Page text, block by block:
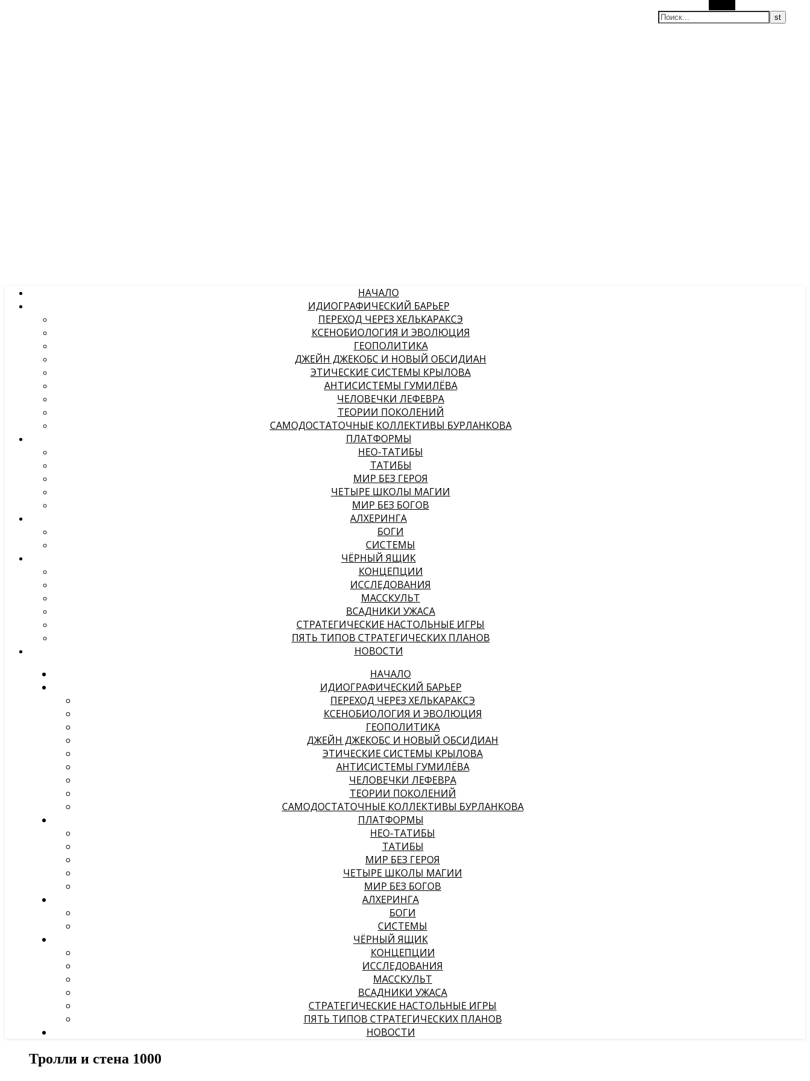
НАЧАЛО
ИДИОГРАФИЧЕСКИЙ БАРЬЕР
ПЕРЕХОД ЧЕРЕЗ ХЕЛЬКАРАКСЭ
КСЕНОБИОЛОГИЯ И ЭВОЛЮЦИЯ
ГЕОПОЛИТИКА
ДЖЕЙН ДЖЕКОБС И НОВЫЙ ОБСИДИАН
ЭТИЧЕСКИЕ СИСТЕМЫ КРЫЛОВА
АНТИСИСТЕМЫ ГУМИЛЁВА
ЧЕЛОВЕЧКИ ЛЕФЕВРА
ТЕОРИИ ПОКОЛЕНИЙ
САМОДОСТАТОЧНЫЕ КОЛЛЕКТИВЫ БУРЛАНКОВА
ПЛАТФОРМЫ
НЕО-ТАТИБЫ
ТАТИБЫ
МИР БЕЗ ГЕРОЯ
ЧЕТЫРЕ ШКОЛЫ МАГИИ
МИР БЕЗ БОГОВ
АЛХЕРИНГА
БОГИ
СИСТЕМЫ
ЧЁРНЫЙ ЯЩИК
КОНЦЕПЦИИ
ИССЛЕДОВАНИЯ
МАССКУЛЬТ
ВСАДНИКИ УЖАСА
СТРАТЕГИЧЕСКИЕ НАСТОЛЬНЫЕ ИГРЫ
ПЯТЬ ТИПОВ СТРАТЕГИЧЕСКИХ ПЛАНОВ
НОВОСТИ
НАЧАЛО
ИДИОГРАФИЧЕСКИЙ БАРЬЕР
ПЕРЕХОД ЧЕРЕЗ ХЕЛЬКАРАКСЭ
КСЕНОБИОЛОГИЯ И ЭВОЛЮЦИЯ
ГЕОПОЛИТИКА
ДЖЕЙН ДЖЕКОБС И НОВЫЙ ОБСИДИАН
ЭТИЧЕСКИЕ СИСТЕМЫ КРЫЛОВА
АНТИСИСТЕМЫ ГУМИЛЁВА
ЧЕЛОВЕЧКИ ЛЕФЕВРА
ТЕОРИИ ПОКОЛЕНИЙ
САМОДОСТАТОЧНЫЕ КОЛЛЕКТИВЫ БУРЛАНКОВА
ПЛАТФОРМЫ
НЕО-ТАТИБЫ
ТАТИБЫ
МИР БЕЗ ГЕРОЯ
ЧЕТЫРЕ ШКОЛЫ МАГИИ
МИР БЕЗ БОГОВ
АЛХЕРИНГА
БОГИ
СИСТЕМЫ
ЧЁРНЫЙ ЯЩИК
КОНЦЕПЦИИ
ИССЛЕДОВАНИЯ
МАССКУЛЬТ
ВСАДНИКИ УЖАСА
СТРАТЕГИЧЕСКИЕ НАСТОЛЬНЫЕ ИГРЫ
ПЯТЬ ТИПОВ СТРАТЕГИЧЕСКИХ ПЛАНОВ
НОВОСТИ
Тролли и стена 1000